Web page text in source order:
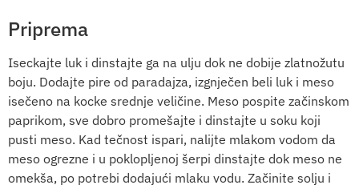
Priprema
Iseckajte luk i dinstajte ga na ulju dok ne dobije zlatnožutu
boju. Dodajte pire od paradajza, izgnječen beli luk i meso
isečeno na kocke srednje veličine. Meso pospite začinskom
paprikom, sve dobro promešajte i dinstajte u soku koji
pusti meso. Kad tečnost ispari, nalijte mlakom vodom da
meso ogrezne i u poklopljenoj šerpi dinstajte dok meso ne
omekša, po potrebi dodajući mlaku vodu. Začinite solju i